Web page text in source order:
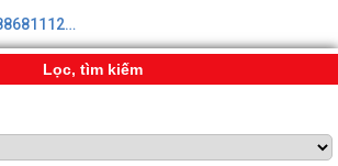
quyet-dinh-1952638868111270541669.pdf
Lọc, tìm kiếm